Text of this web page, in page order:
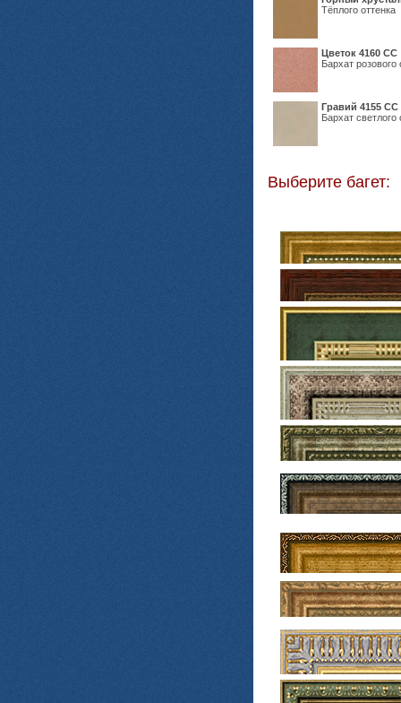
Тёплого оттенка
Цветок 4160 СС
Бархат розового
Гравий 4155 СС
Бархат светлого
Выберите багет: